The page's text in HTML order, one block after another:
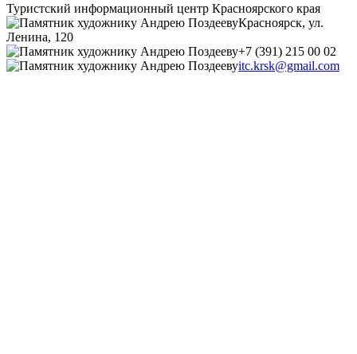
Туристский информационный центр Красноярского края
Красноярск, ул.
Ленина, 120
+7 (391) 215 00 02
itc.krsk@gmail.com